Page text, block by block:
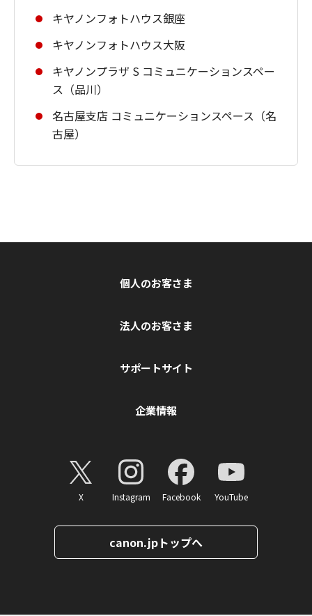
キヤノンフォトハウス銀座
キヤノンフォトハウス大阪
キヤノンプラザ S コミュニケーションスペー
ス（品川）
名古屋支店 コミュニケーションスペース（名
古屋）
個人のお客さま
法人のお客さま
サポートサイト
企業情報
X Instagram Facebook YouTube
canon.jpトップへ